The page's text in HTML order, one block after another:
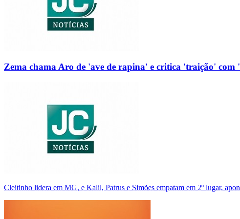
Zema chama Aro de 'ave de rapina' e critica 'traição' com
Cleitinho lidera em MG, e Kalil, Patrus e Simões empatam em 2º lugar,